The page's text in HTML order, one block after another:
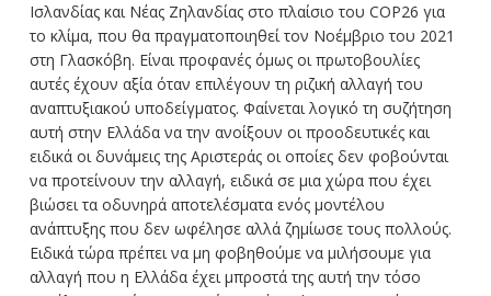
Ισλανδίας και Νέας Ζηλανδίας στο πλαίσιο του COP26 για
το κλίμα, που θα πραγματοποιηθεί τον Νοέμβριο του 2021
στη Γλασκόβη. Είναι προφανές όμως οι πρωτοβουλίες
αυτές έχουν αξία όταν επιλέγουν τη ριζική αλλαγή του
αναπτυξιακού υποδείγματος. Φαίνεται λογικό τη συζήτηση
αυτή στην Ελλάδα να την ανοίξουν οι προοδευτικές και
ειδικά οι δυνάμεις της Αριστεράς οι οποίες δεν φοβούνται
να προτείνουν την αλλαγή, ειδικά σε μια χώρα που έχει
βιώσει τα οδυνηρά αποτελέσματα ενός μοντέλου
ανάπτυξης που δεν ωφέλησε αλλά ζημίωσε τους πολλούς.
Ειδικά τώρα πρέπει να μη φοβηθούμε να μιλήσουμε για
αλλαγή που η Ελλάδα έχει μπροστά της αυτή την τόσο